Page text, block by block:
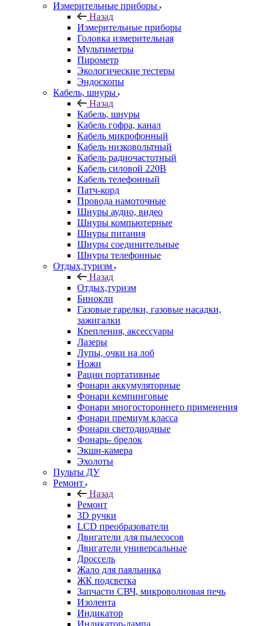
Измерительные приборы
Назад
Измерительные приборы
Головка измерительная
Мультиметры
Пирометр
Экологические тестеры
Эндоскопы
Кабель, шнуры
Назад
Кабель, шнуры
Кабель гофра, канал
Кабель микрофонный
Кабель низковольтный
Кабель радиочастотный
Кабель силовой 220В
Кабель телефонный
Патч-корд
Провода намоточные
Шнуры аудио, видео
Шнуры компьютерные
Шнуры питания
Шнуры соединительные
Шнуры телефонные
Отдых,туризм
Назад
Отдых,туризм
Бинокли
Газовые гарелки, газовые насадки,
зажигалки
Крепления, аксессуары
Лазеры
Лупы, очки на лоб
Ножи
Рации портативные
Фонари аккумуляторные
Фонари кемпинговые
Фонари многостороннего применения
Фонари премиум класса
Фонари светодиодные
Фонарь- брелок
Экшн-камера
Эхолоты
Пульты ДУ
Ремонт
Назад
Ремонт
3D ручки
LCD преобразователи
Двигатели для пылесосов
Двигатели универсальные
Дроссель
Жало для паяльника
ЖК подсветка
Запчасти СВЧ, микроволновая печь
Изолента
Индикатор
Индикатор-лампа